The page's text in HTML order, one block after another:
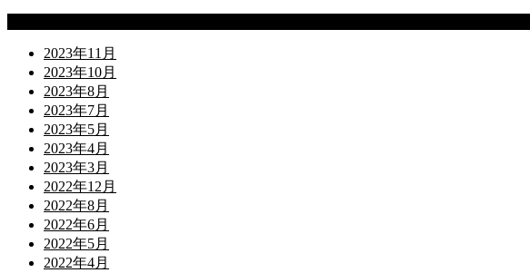
2023年11月
2023年10月
2023年8月
2023年7月
2023年5月
2023年4月
2023年3月
2022年12月
2022年8月
2022年6月
2022年5月
2022年4月